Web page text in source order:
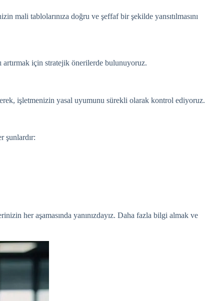
mali tablolarınıza doğru ve şeffaf bir şekilde yansıtılmasını
için stratejik önerilerde bulunuyoruz.
işletmenizin yasal uyumunu sürekli olarak kontrol ediyoruz.
şunlardır:
her aşamasında yanınızdayız. Daha fazla bilgi almak ve